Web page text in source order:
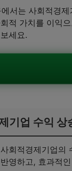
서는 사회적경제
적 가치를 이익
세요.
기업 수익
회적경제기업의
영하고, 효과적